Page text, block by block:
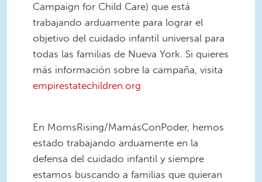
Campaign for Child Care) que está
trabajando arduamente para lograr el
objetivo del cuidado infantil universal para
todas las familias de Nueva York. Si quieres
más información sobre la campaña, visita
empirestatechildren.org
En MomsRising/MamásConPoder, hemos
estado trabajando arduamente en la
defensa del cuidado infantil y siempre
estamos buscando a familias que quieran